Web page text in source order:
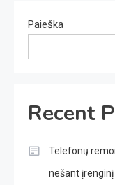
Paieška
Recent
Telefonų
nešant įrenginį